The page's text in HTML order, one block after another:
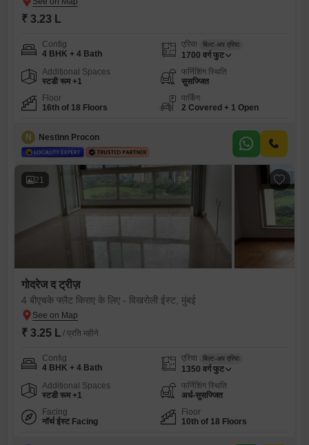
₹ 3.23 L
Config
4 BHK + 4 Bath
एरिया बिल्ट-अप एरिया
1700 वर्ग फुट
Additional Spaces
स्टडी रूम +1
फर्निशिंग स्थिति
सुसज्जित
Floor
16th of 18 Floors
पार्किंग
2 Covered + 1 Open
N Nestinn Procon
21
गोदरेज द ट्रीज़
4 बीएचके फ्लैट किराए के लिए - विखरोली ईस्ट, मुंबई
₹ 3.25 L / प्रति महीने
Config
4 BHK + 4 Bath
एरिया बिल्ट-अप एरिया
1350 वर्ग फुट
Additional Spaces
स्टडी रूम +1
फर्निशिंग स्थिति
अर्ध-सुसज्जित
Facing
नॉर्थ ईस्ट Facing
Floor
10th of 18 Floors